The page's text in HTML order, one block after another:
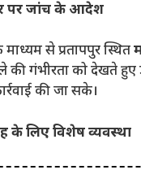
पर जांच के आदेश
से प्रतापपुर स्थित
गंभीरता को देखते हुए
की जा सके।
के लिए विशेष व्यवस्था